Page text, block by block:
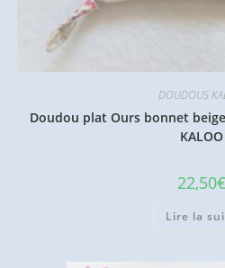
DOUDOUS
Doudou plat Ours bonnet
KALOO
22,50€
Lire la